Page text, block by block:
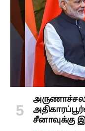
சீனாவுக்கு